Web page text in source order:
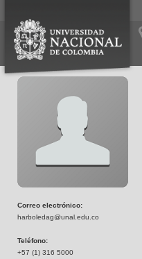
Correo electrónico:
harboledag@unal.edu.co
Teléfono:
+57 (1) 316 5000